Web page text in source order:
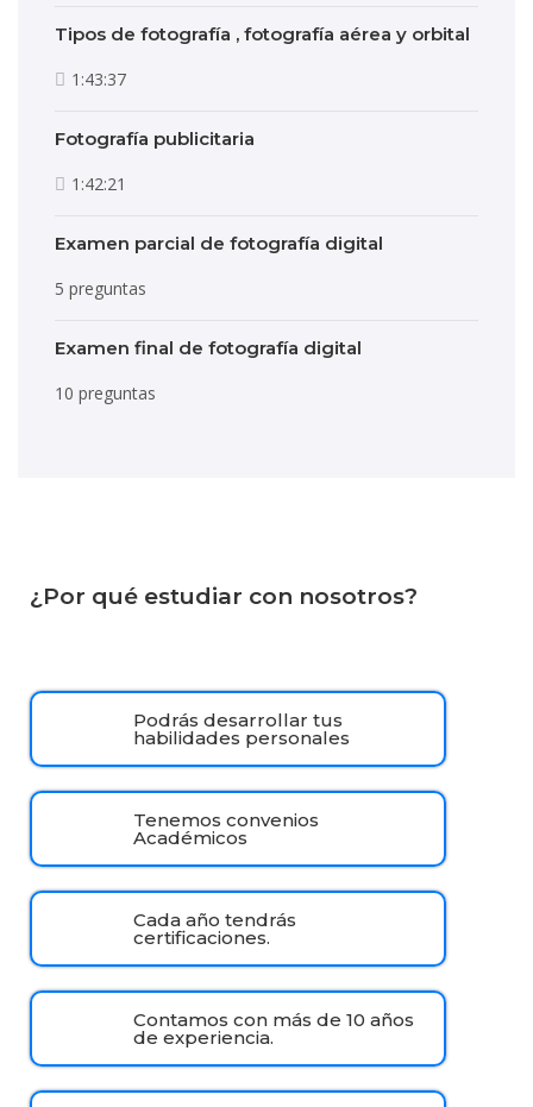
Tipos de fotografía , fotografía aérea y orbital
1:43:37
Fotografía publicitaria
1:42:21
Examen parcial de fotografía digital
5 preguntas
Examen final de fotografía digital
10 preguntas
¿Por qué estudiar con nosotros?
Podrás desarrollar tus
habilidades personales
Tenemos convenios
Académicos
Cada año tendrás
certificaciones.
Contamos con más de 10 años
de experiencia.